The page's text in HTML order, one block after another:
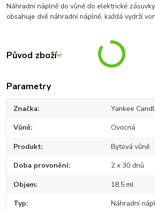
Náhradní náplně do vůně do elektrické
obsahuje dvě náhradní náplně, každá vydrží
Původ zboží
Parametry
Značka Yankee
Vůně Ovocná
Produkt Bytová vůně
Doba provonění 2 x 30 dnů
Objem 18,5 ml
Typ Náhradní